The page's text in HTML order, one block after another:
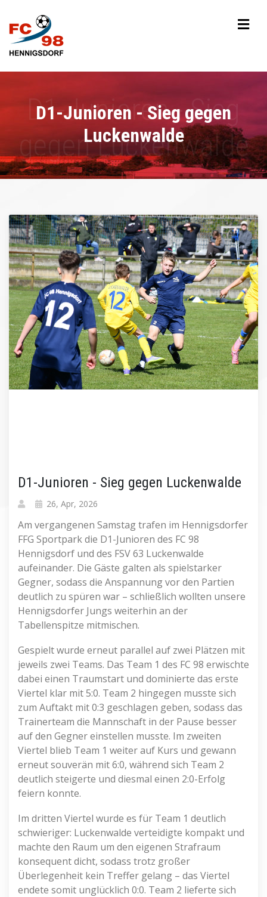
D1-Junioren - Sieg gegen
Luckenwalde
D1-Junioren - Sieg gegen Luckenwalde
26, Apr, 2026
Am vergangenen Samstag trafen im Hennigsdorfer
FFG Sportpark die D1-Junioren des FC 98
Hennigsdorf und des FSV 63 Luckenwalde
aufeinander. Die Gäste galten als spielstarker
Gegner, sodass die Anspannung vor den Partien
deutlich zu spüren war – schließlich wollten unsere
Hennigsdorfer Jungs weiterhin an der
Tabellenspitze mitmischen.
Gespielt wurde erneut parallel auf zwei Plätzen mit
jeweils zwei Teams. Das Team 1 des FC 98 erwischte
dabei einen Traumstart und dominierte das erste
Viertel klar mit 5:0. Team 2 hingegen musste sich
zum Auftakt mit 0:3 geschlagen geben, sodass das
Trainerteam die Mannschaft in der Pause besser
auf den Gegner einstellen musste. Im zweiten
Viertel blieb Team 1 weiter auf Kurs und gewann
erneut souverän mit 6:0, während sich Team 2
deutlich steigerte und diesmal einen 2:0-Erfolg
feiern konnte.
Im dritten Viertel wurde es für Team 1 deutlich
schwieriger: Luckenwalde verteidigte kompakt und
machte den Raum um den eigenen Strafraum
konsequent dicht, sodass trotz großer
Überlegenheit kein Treffer gelang – das Viertel
endete somit unglücklich 0:0. Team 2 lieferte sich